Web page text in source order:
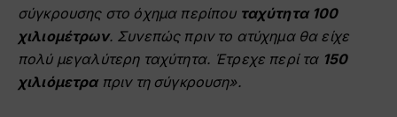
σύγκρουσης στο όχημα περίπου ταχύτητα 100
χιλιομέτρων. Συνεπώς πριν το ατύχημα θα είχε
πολύ μεγαλύτερη ταχύτητα. Έτρεχε περί τα 150
χιλιόμετραπριν τη σύγκρουση».